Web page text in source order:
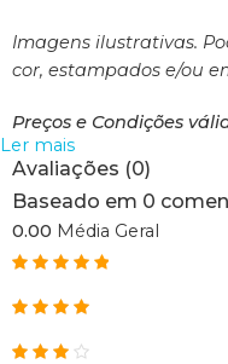
Imagens ilustrativas.
cor, estampados e/ou
Preços e Condições
Ler mais
Avaliações (0)
Baseado em 0
0.00 Média Geral